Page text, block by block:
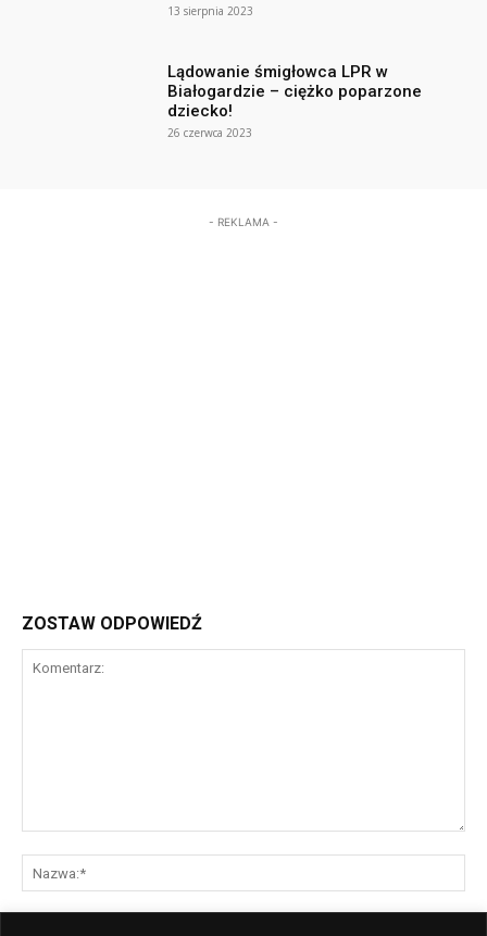
13 sierpnia 2023
Lądowanie śmigłowca LPR w
Białogardzie – ciężko poparzone
dziecko!
26 czerwca 2023
- REKLAMA -
ZOSTAW ODPOWIEDŹ